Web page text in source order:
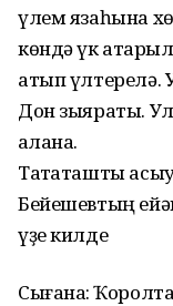
үлем язаһына
көндә үк
атып
Дон зыяраты.
аҡлана.
Таҡтаташты
Бейешевтың
үҙе килде
Сығанаҡ: